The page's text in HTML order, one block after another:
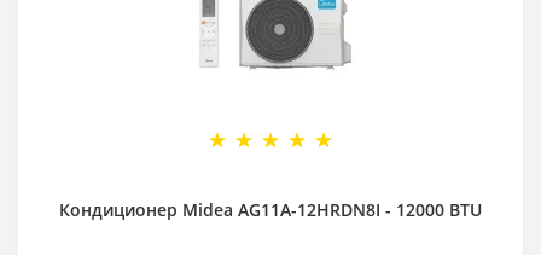
Кондиционер Midea AG11A-12HRDN8I - 12000 BTU